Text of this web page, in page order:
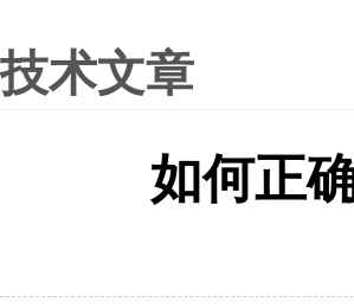
技术文章
如何正